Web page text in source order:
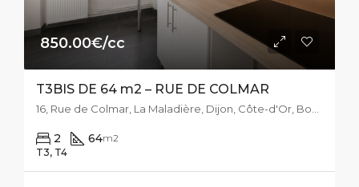
850.00€/cc
T3BIS DE 64 m2 – RUE DE COLMAR
2 64m2
T3, T4